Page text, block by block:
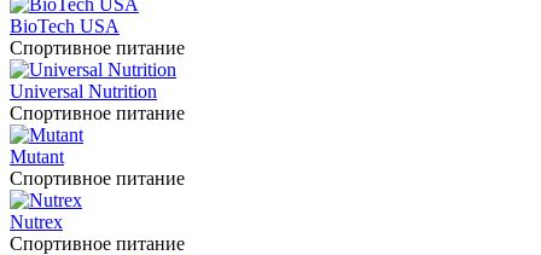
BioTech USA
Спортивное питание
Universal Nutrition
Спортивное питание
Mutant
Спортивное питание
Nutrex
Спортивное питание